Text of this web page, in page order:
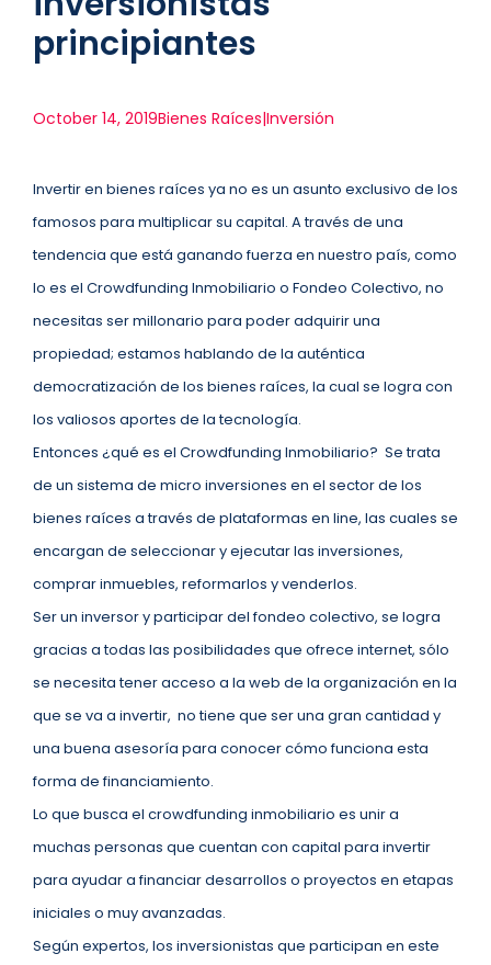
principiantes
October 14, 2019Bienes Raíces|Inversión
Invertir en bienes raíces ya no es un asunto exclusivo de los
famosos para multiplicar su capital. A través de una
tendencia que está ganando fuerza en nuestro país, como
lo es el Crowdfunding Inmobiliario o Fondeo Colectivo, no
necesitas ser millonario para poder adquirir una
propiedad; estamos hablando de la auténtica
democratización de los bienes raíces, la cual se logra con
los valiosos aportes de la tecnología.
Entonces ¿qué es el Crowdfunding Inmobiliario? Se trata
de un sistema de micro inversiones en el sector de los
bienes raíces a través de plataformas en line, las cuales se
encargan de seleccionar y ejecutar las inversiones,
comprar inmuebles, reformarlos y venderlos.
Ser un inversor y participar del fondeo colectivo, se logra
gracias a todas las posibilidades que ofrece internet, sólo
se necesita tener acceso a la web de la organización en la
que se va a invertir, no tiene que ser una gran cantidad y
una buena asesoría para conocer cómo funciona esta
forma de financiamiento.
Lo que busca el crowdfunding inmobiliario es unir a
muchas personas que cuentan con capital para invertir
para ayudar a financiar desarrollos o proyectos en etapas
iniciales o muy avanzadas.
Según expertos, los inversionistas que participan en este